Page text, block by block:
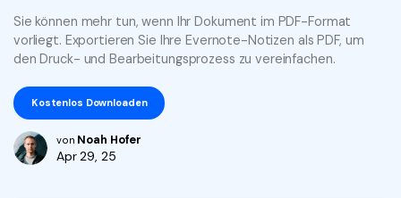
Shop
Mobile App
PDFelement für iPhone/iPad
PDFelement für Android
Cloud
PDF lesen
PDF kommentieren
PDF erstellen
PDF drucken
Heiße Themen
Top PDF-Software
How-Tos
Mac-Software
OCR PDF Tipps
Business
KMU von 1-10p
10p+ Unternehmen
Jetzt kaufen
Sie können mehr tun, wenn Ihr Dokument im PDF-Format
vorliegt. Exportieren Sie Ihre Evernote-Notizen als PDF, um
den Druck- und Bearbeitungsprozess zu vereinfachen.
Kostenlos Downloaden
von Noah Hofer
Apr 29, 25